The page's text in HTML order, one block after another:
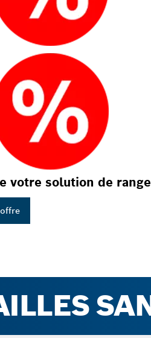
votre solution de